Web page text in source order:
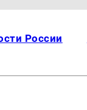
России